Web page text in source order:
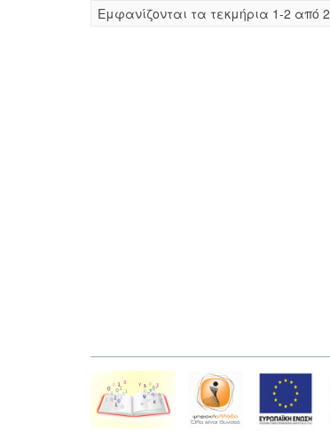
Eμφανίζονται τα τεκμήρια 1-2 από 2